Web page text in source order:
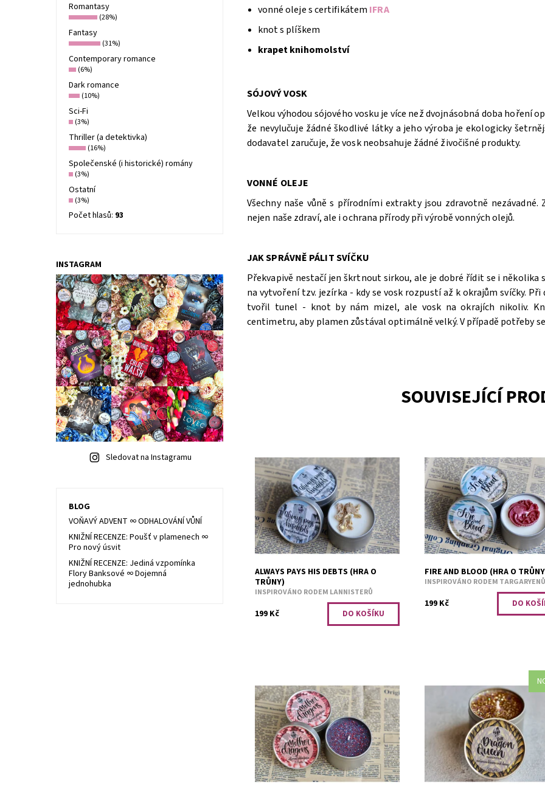
vonné oleje s certifikátem IFRA
knot s plíškem
krapet knihomolství
SÓJOVÝ VOSK
Velkou výhodou sójového vosku je více než dvojnásobná doba hoření
že nevylučuje žádné škodlivé látky a jeho výroba je ekologicky
dodavatel zaručuje, že vosk neobsahuje žádné živočišné produkty.
VONNÉ OLEJE
Všechny naše vůně s přírodními extrakty jsou zdravotně
nejen naše zdraví, ale i ochrana přírody při výrobě vonných olejů.
JAK SPRÁVNĚ PÁLIT SVÍČKU
Překvapivě nestačí jen škrtnout sirkou, ale je dobré řídit se i několika
na vytvoření tzv. jezírka - kdy se vosk rozpustí až k okrajům svíčky.
tvořil tunel - knot by nám mizel, ale vosk na okrajích nikoliv.
centimetru, aby plamen zůstával optimálně velký. V případě potřeby
SOUVISEJÍCÍ
Tato svíčka je dostupná pouze při
objednání minimálního počtu tří kusů.
Spojení vůně pomeranče, jablka,
levandule a citrónu.
Dostupnost:
PRO OPRAVDOVÉ
FANOUŠKY
Kód:
1488
ALWAYS PAYS HIS DEBTS (HRA O
TRŮNY)
INSPIROVÁNO RODEM LANNISTERŮ
199 Kč
Tato svíčka je dostupná pouze
objednání minimálního počtu tří
Vůně bílého cedru a květu
Dostupnost:
PRO OPRAVDOVÉ
FANOUŠKY
Kód:
1482
FIRE AND BLOOD (HRA O
INSPIROVÁNO RODEM TARGARYENŮ
199 Kč
Tato svíčka je dostupná pouze při
objednání minimálního počtu tří kusů.
Vůně šafránu a peruánské mochyně z
koutů Jižní Ameriky.
Dostupnost:
PRO OPRAVDOVÉ
FANOUŠKY
Kód:
1239
Vůně květu nektarinky s medem.
Dostupnost:
Skladem 1
Kód:
2979
Romantasy
(28%)
Fantasy
(31%)
Contemporary romance
(6%)
Dark romance
(10%)
Sci-Fi
(3%)
Thriller (a detektivka)
(16%)
Společenské (i historické) romány
(3%)
Ostatní
(3%)
Počet hlasů: 93
INSTAGRAM
Sledovat na Instagramu
BLOG
VOŇAVÝ ADVENT ∞ ODHALOVÁNÍ VŮNÍ
KNIŽNÍ RECENZE: Poušť v plamenech ∞
Pro nový úsvit
KNIŽNÍ RECENZE: Jediná vzpomínka
Flory Banksové ∞ Dojemná
jednohubka